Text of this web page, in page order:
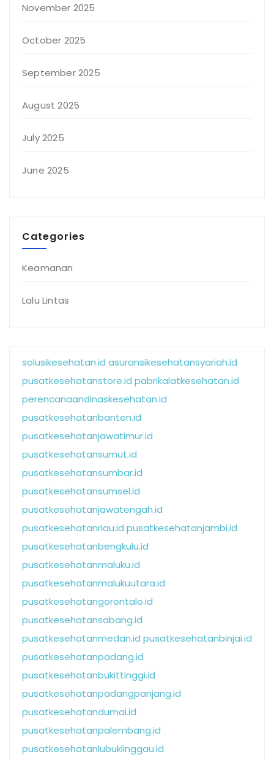
November 2025
October 2025
September 2025
August 2025
July 2025
June 2025
Categories
Keamanan
Lalu Lintas
solusikesehatan.id asuransikesehatansyariah.id
pusatkesehatanstore.id pabrikalatkesehatan.id
perencanaandinaskesehatan.id
pusatkesehatanbanten.id
pusatkesehatanjawatimur.id
pusatkesehatansumut.id
pusatkesehatansumbar.id
pusatkesehatansumsel.id
pusatkesehatanjawatengah.id
pusatkesehatanriau.id pusatkesehatanjambi.id
pusatkesehatanbengkulu.id
pusatkesehatanmaluku.id
pusatkesehatanmalukuutara.id
pusatkesehatangorontalo.id
pusatkesehatansabang.id
pusatkesehatanmedan.id pusatkesehatanbinjai.id
pusatkesehatanpadang.id
pusatkesehatanbukittinggi.id
pusatkesehatanpadangpanjang.id
pusatkesehatandumai.id
pusatkesehatanpalembang.id
pusatkesehatanlubuklinggau.id